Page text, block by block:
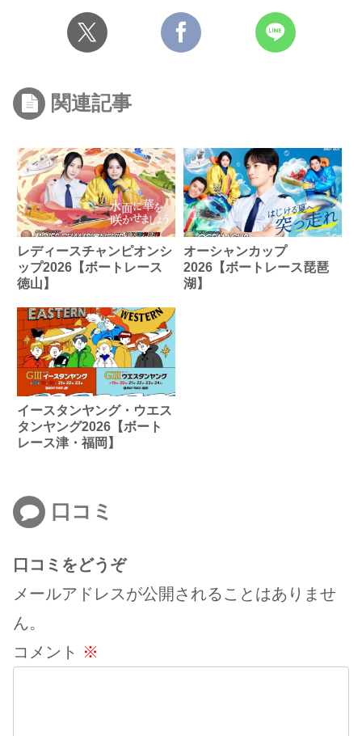
関連記事
レディースチャンピオンシ
ップ2026【ボートレース
徳山】
オーシャンカップ
2026【ボートレース琵琶
湖】
イースタンヤング・ウエス
タンヤング2026【ボート
レース津・福岡】
口コミ
口コミをどうぞ
メールアドレスが公開されることはありませ
ん。
コメント ※